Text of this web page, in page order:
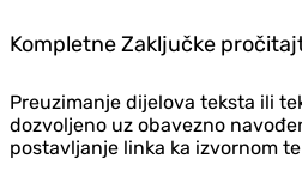
Kompletne Zaključke
Preuzimanje dijelova teksta ili
dozvoljeno uz obavezno
postavljanje linka ka izvornom